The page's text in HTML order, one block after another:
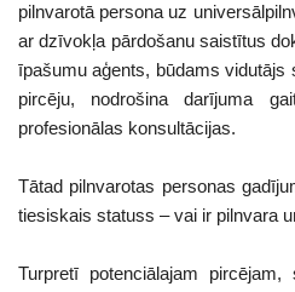
pilnvarotā persona uz
ar dzīvokļa pārdošanu saistītus
īpašumu aģents, būdams vidutājs
pircēju, nodrošina darījuma
profesionālas konsultācijas.
Tātad pilnvarotas personas
tiesiskais statuss – vai ir pilnvara
Turpretī potenciālajam